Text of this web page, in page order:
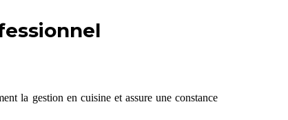
la gestion en cuisine et assure une constance